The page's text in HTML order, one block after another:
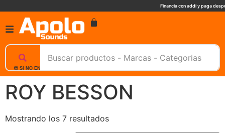
Financia con addi y paga
😊 SI NO ENCUENTRAS UN PRODUCTO, NOSOTROS TE AYUDAMOS, ESCRIBENOS. 📲
ROY BESSON
Mostrando los 7 resultados